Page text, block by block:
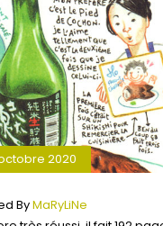
2020
ByMaRyLiNe